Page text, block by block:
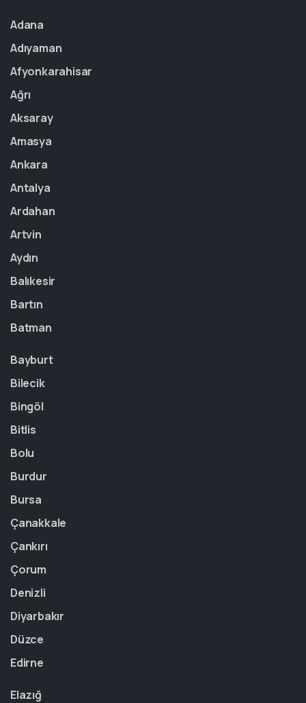
Adana
Adıyaman
Afyonkarahisar
Ağrı
Aksaray
Amasya
Ankara
Antalya
Ardahan
Artvin
Aydın
Balıkesir
Bartın
Batman
Bayburt
Bilecik
Bingöl
Bitlis
Bolu
Burdur
Bursa
Çanakkale
Çankırı
Çorum
Denizli
Diyarbakır
Düzce
Edirne
Elazığ